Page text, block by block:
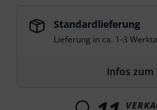
Standardlieferung
Lieferung in ca. 1-3
Infos zum